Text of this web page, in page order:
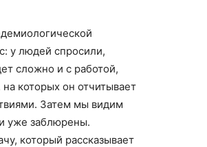
у людей спросили,
сложно и с работой,
которых он отчитывает
Затем мы видим
уже заблюрены.
который рассказывает